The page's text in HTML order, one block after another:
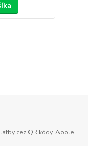
cez QR kódy, Apple